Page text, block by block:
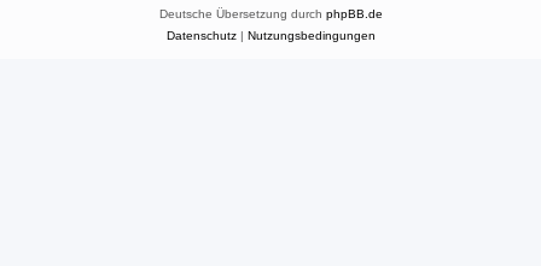
Deutsche Übersetzung durch phpBB.de
Datenschutz| Nutzungsbedingungen